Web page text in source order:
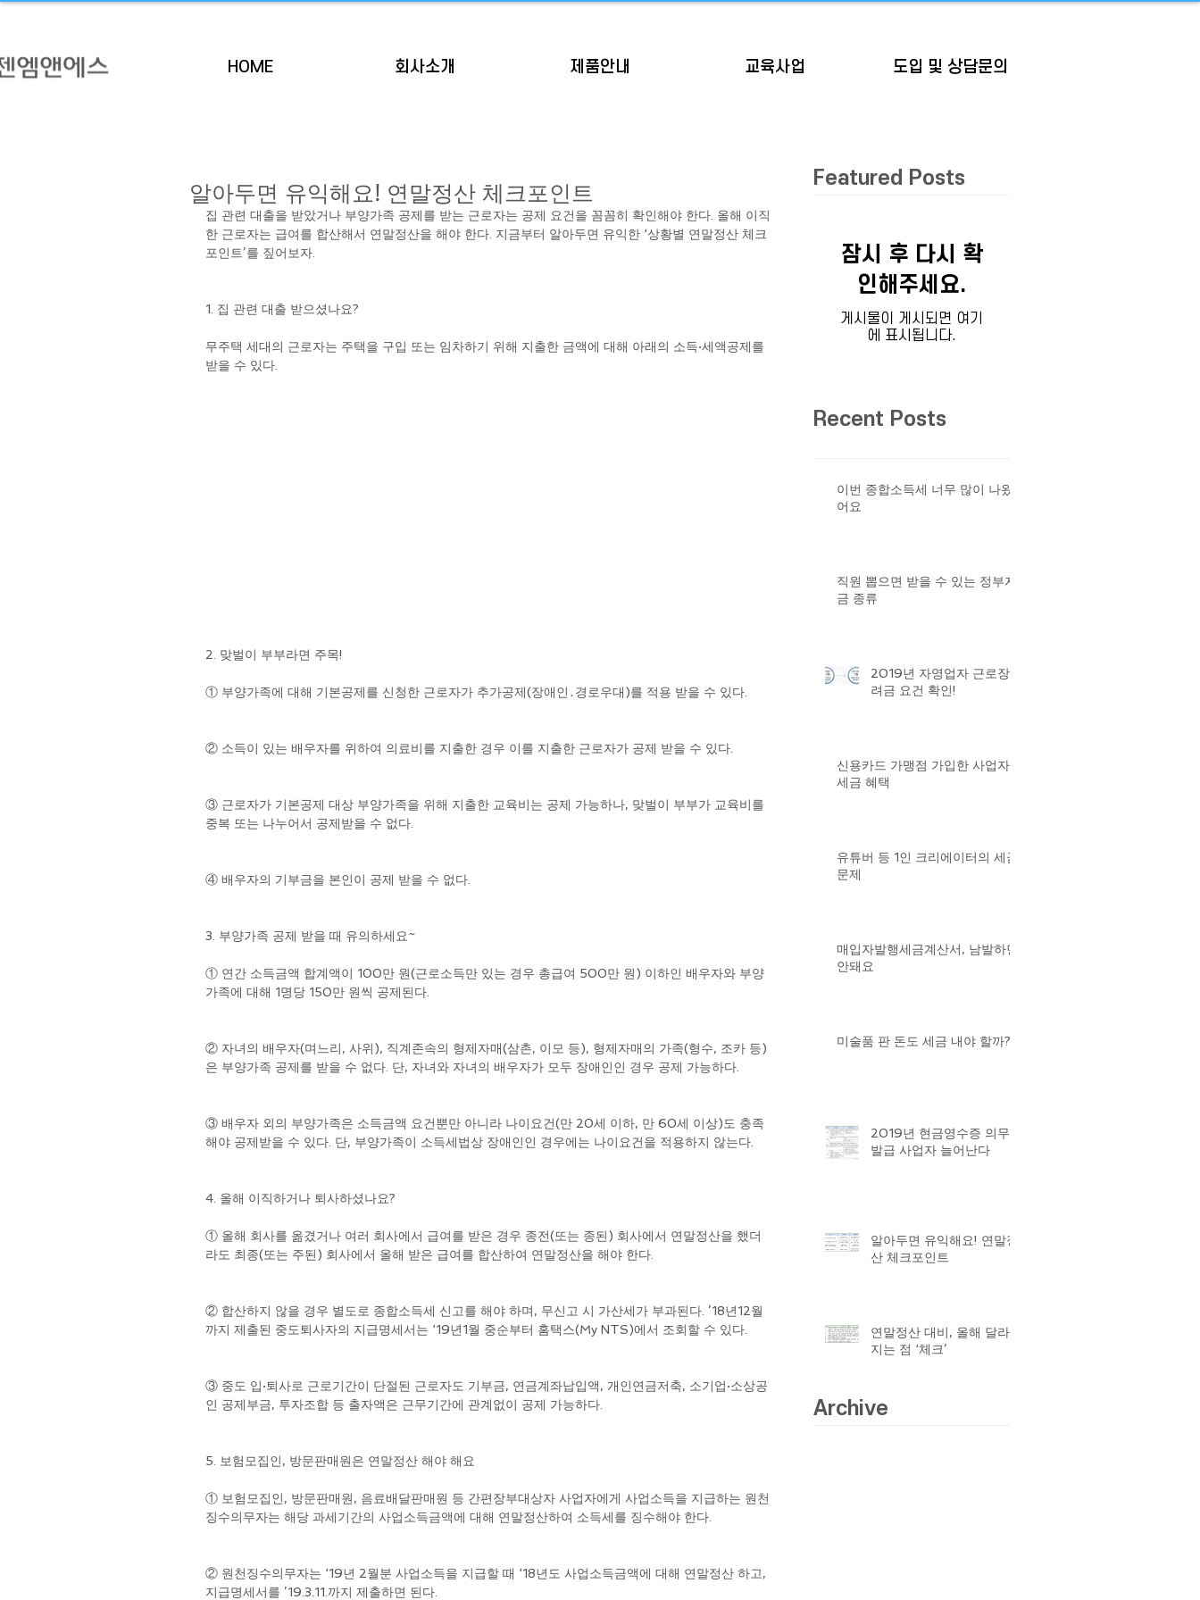
HOME 회사소개 제품안내 교육사업 도입 및 상담문의
알아두면 유익해요! 연말정산 체크포인트
집 관련 대출을 받았거나 부양가족 공제를 받는 근로자는 공제 요건을 꼼꼼히 확인해야 한다. 올해 이직
한 근로자는 급여를 합산해서 연말정산을 해야 한다. 지금부터 알아두면 유익한 ‘상황별 연말정산 체크
포인트’를 짚어보자.
1. 집 관련 대출 받으셨나요?
무주택 세대의 근로자는 주택을 구입 또는 임차하기 위해 지출한 금액에 대해 아래의 소득·세액공제를
받을 수 있다.
2. 맞벌이 부부라면 주목!
① 부양가족에 대해 기본공제를 신청한 근로자가 추가공제(장애인․경로우대)를 적용 받을 수 있다.
② 소득이 있는 배우자를 위하여 의료비를 지출한 경우 이를 지출한 근로자가 공제 받을 수 있다.
③ 근로자가 기본공제 대상 부양가족을 위해 지출한 교육비는 공제 가능하나, 맞벌이 부부가 교육비를
중복 또는 나누어서 공제받을 수 없다.
④ 배우자의 기부금을 본인이 공제 받을 수 없다.
3. 부양가족 공제 받을 때 유의하세요~
① 연간 소득금액 합계액이 100만 원(근로소득만 있는 경우 총급여 500만 원) 이하인 배우자와 부양
가족에 대해 1명당 150만 원씩 공제된다.
② 자녀의 배우자(며느리, 사위), 직계존속의 형제자매(삼촌, 이모 등), 형제자매의 가족(형수, 조카 등)
은 부양가족 공제를 받을 수 없다. 단, 자녀와 자녀의 배우자가 모두 장애인인 경우 공제 가능하다.
③ 배우자 외의 부양가족은 소득금액 요건뿐만 아니라 나이요건(만 20세 이하, 만 60세 이상)도 충족
해야 공제받을 수 있다. 단, 부양가족이 소득세법상 장애인인 경우에는 나이요건을 적용하지 않는다.
4. 올해 이직하거나 퇴사하셨나요?
① 올해 회사를 옮겼거나 여러 회사에서 급여를 받은 경우 종전(또는 종된) 회사에서 연말정산을 했더
라도 최종(또는 주된) 회사에서 올해 받은 급여를 합산하여 연말정산을 해야 한다.
② 합산하지 않을 경우 별도로 종합소득세 신고를 해야 하며, 무신고 시 가산세가 부과된다. ’18년12월
까지 제출된 중도퇴사자의 지급명세서는 ‘19년1월 중순부터 홈택스(My NTS)에서 조회할 수 있다.
③ 중도 입·퇴사로 근로기간이 단절된 근로자도 기부금, 연금계좌납입액, 개인연금저축, 소기업·소상공
인 공제부금, 투자조합 등 출자액은 근무기간에 관계없이 공제 가능하다.
5. 보험모집인, 방문판매원은 연말정산 해야 해요
① 보험모집인, 방문판매원, 음료배달판매원 등 간편장부대상자 사업자에게 사업소득을 지급하는 원천
징수의무자는 해당 과세기간의 사업소득금액에 대해 연말정산하여 소득세를 징수해야 한다.
② 원천징수의무자는 ‘19년 2월분 사업소득을 지급할 때 ‘18년도 사업소득금액에 대해 연말정산 하고,
지급명세서를 ’19.3.11.까지 제출하면 된다.
Featured Posts
잠시 후 다시 확
인해주세요.
게시물이 게시되면 여기
에 표시됩니다.
Recent Posts
이번 종합소득세 너무 많이 나왔
어요
직원 뽑으면 받을 수 있는 정부자
금 종류
2019년 자영업자 근로장
려금 요건 확인!
신용카드 가맹점 가입한 사업자
세금 혜택
유튜버 등 1인 크리에이터의 세금
문제
매입자발행세금계산서, 남발하면
안돼요
미술품 판 돈도 세금 내야 할까?
2019년 현금영수증 의무
발급 사업자 늘어난다
알아두면 유익해요! 연말정
산 체크포인트
연말정산 대비, 올해 달라
지는 점 ‘체크’
Archive